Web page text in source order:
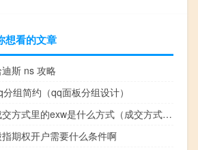
想看的文章
斯 ns 攻略
分组简约（qq面板分组设计）
成交方式里的exw是什么方式（成交方式有哪些）
指期权开户需要什么条件啊